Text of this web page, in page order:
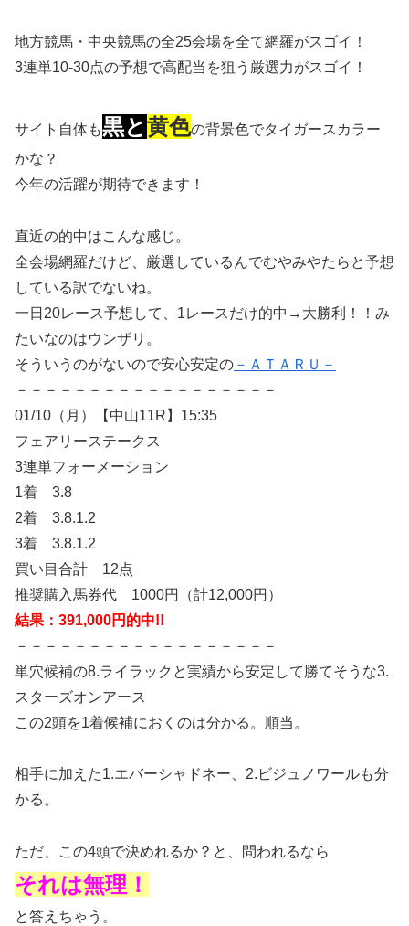
地方競馬・中央競馬の全25会場を全て網羅がスゴイ！
3連単10-30点の予想で高配当を狙う厳選力がスゴイ！
サイト自体も黒と黄色の背景色でタイガースカラー
かな？
今年の活躍が期待できます！
直近の的中はこんな感じ。
全会場網羅だけど、厳選しているんでむやみやたらと予想
している訳でないね。
一日20レース予想して、1レースだけ的中→大勝利！！み
たいなのはウンザリ。
そういうのがないので安心安定の －ＡＴＡＲＵ－
－－－－－－－－－－－－－－－－－－
01/10（月）【中山11R】15:35
フェアリーステークス
3連単フォーメーション
1着 3.8
2着 3.8.1.2
3着 3.8.1.2
買い目合計 12点
推奨購入馬券代 1000円（計12,000円）
結果：391,000円的中!!
－－－－－－－－－－－－－－－－－－
単穴候補の8.ライラックと実績から安定して勝てそうな3.
スターズオンアース
この2頭を1着候補におくのは分かる。順当。
相手に加えた1.エバーシャドネー、2.ビジュノワールも分
かる。
ただ、この4頭で決めれるか？と、問われるなら
それは無理！
と答えちゃう。